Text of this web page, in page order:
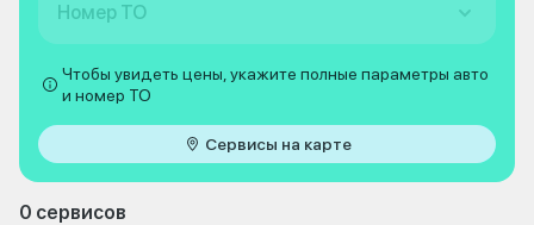
Номер ТО
Чтобы увидеть цены, укажите полные параметры авто
и номер ТО
Сервисы на карте
0 сервисов